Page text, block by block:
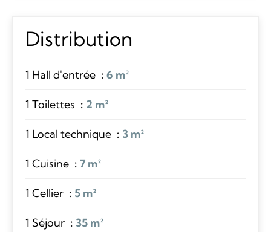
Distribution
1 Hall d'entrée 6 m²
1 Toilettes 2 m²
1 Local technique 3 m²
1 Cuisine 7 m²
1 Cellier 5 m²
1 Séjour 35 m²